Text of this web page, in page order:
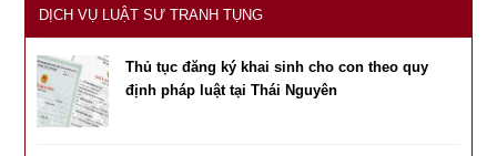
DỊCH VỤ LUẬT SƯ TRANH TỤNG
Thủ tục đăng ký khai sinh cho con theo quy
định pháp luật tại Thái Nguyên